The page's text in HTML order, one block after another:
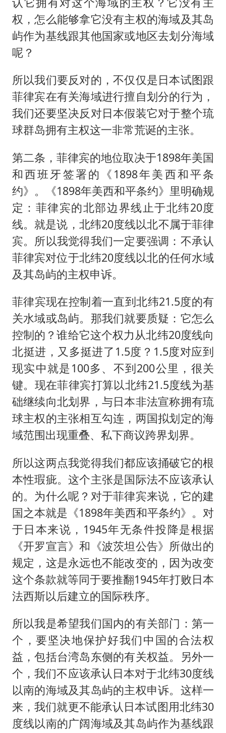
权，怎么能够拿它没有主权的海域及其岛
屿作为基线跟其他国家或地区去划分海域
呢？
所以我们要反对的，不仅仅是日本试图跟
菲律宾在有关海域进行擅自划分的行为，
我们还要坚决反对日本假装它对于整个琉
球群岛拥有主权这一非常荒诞的主张。
第二条，菲律宾的地位取决于1898年美国
和西班牙签署的《1898年美西和平条
约》。《1898年美西和平条约》里明确规
定：菲律宾的北部边界线止于北纬20度
线。就是说，北纬20度线以北不属于菲律
宾。所以我觉得我们一定要强调：不承认
菲律宾对位于北纬20度线以北的任何水域
及其岛屿的主权申诉。
菲律宾现在控制着一直到北纬21.5度的有
关水域或岛屿。那我们就要质疑：它怎么
控制的？谁给它这个权力从北纬20度线向
北挺进，又多挺进了1.5度？1.5度对应到
现实中就是100多、不到200公里，很关
键。现在菲律宾打算以北纬21.5度线为基
础继续向北划界，与日本非法宣称拥有琉
球主权的主张相互勾连，两国拟划定的海
域范围出现重叠、私下商议跨界划界。
所以这两点我觉得我们都应该捅破它的根
本性瑕疵。这个主张是国际法不应该承认
的。为什么呢？对于菲律宾来说，它的建
国之本就是《1898年美西和平条约》。对
于日本来说，1945年无条件投降是根据
《开罗宣言》和《波茨坦公告》所做出的
规定，这是永远也不能改变的，因为改变
这个条款就等同于要推翻1945年打败日本
法西斯以后建立的国际秩序。
所以我是希望我们国内的有关部门：第一
个，要坚决地保护好我们中国的合法权
益，包括台湾岛东侧的有关权益。另外一
个，我们不应该承认日本对于北纬30度线
以南的海域及其岛屿的主权申诉。这样一
来，我们就更不能承认日本试图用北纬30
度线以南的广阔海域及其岛屿作为基线跟